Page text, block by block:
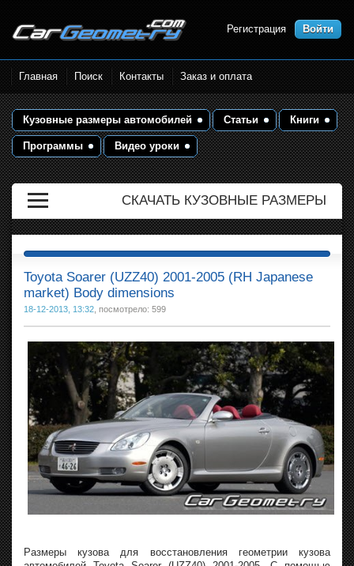
Размеры кузова автомобилей.
Контрольные точки и кузовные
размеры. Геометрия кузова
Регистрация Войти
Главная Поиск Контакты Заказ и оплата
Кузовные размеры автомобилей Статьи Книги
Программы Видео уроки
СКАЧАТЬ КУЗОВНЫЕ РАЗМЕРЫ
Toyota Soarer (UZZ40) 2001-2005 (RH Japanese
market) Body dimensions
18-12-2013, 13:32 , посмотрело: 599
Размеры кузова для восстановления геометрии кузова